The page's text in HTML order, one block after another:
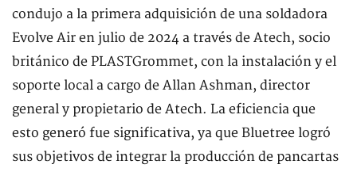
condujo a la primera adquisición de una soldadora
Evolve Air en julio de 2024 a través de Atech, socio
británico de PLASTGrommet, con la instalación y el
soporte local a cargo de Allan Ashman, director
general y propietario de Atech. La eficiencia que
esto generó fue significativa, ya que Bluetree logró
sus objetivos de integrar la producción de pancartas